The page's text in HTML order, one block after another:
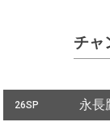
チャ
26SP 永長